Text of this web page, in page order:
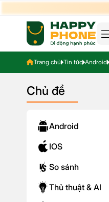
Trang chủ Tin tức Android
Chủ đề
Android
IOS
So sánh
Thủ thuật & AI